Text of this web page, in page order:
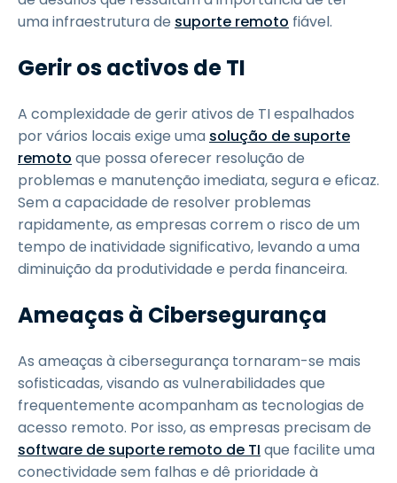
uma infraestrutura de suporte remoto fiável.
Gerir os activos de TI
A complexidade de gerir ativos de TI espalhados
por vários locais exige uma solução de suporte
remoto que possa oferecer resolução de
problemas e manutenção imediata, segura e eficaz.
Sem a capacidade de resolver problemas
rapidamente, as empresas correm o risco de um
tempo de inatividade significativo, levando a uma
diminuição da produtividade e perda financeira.
Ameaças à Cibersegurança
As ameaças à cibersegurança tornaram-se mais
sofisticadas, visando as vulnerabilidades que
frequentemente acompanham as tecnologias de
acesso remoto. Por isso, as empresas precisam de
software de suporte remoto de TI que facilite uma
conectividade sem falhas e dê prioridade à